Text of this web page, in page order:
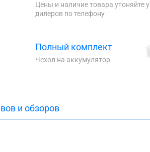
Цены и наличие товара утоняйте у
дилеров по телефону
Полный комплект
Чехол на аккумулятор
и обзоров